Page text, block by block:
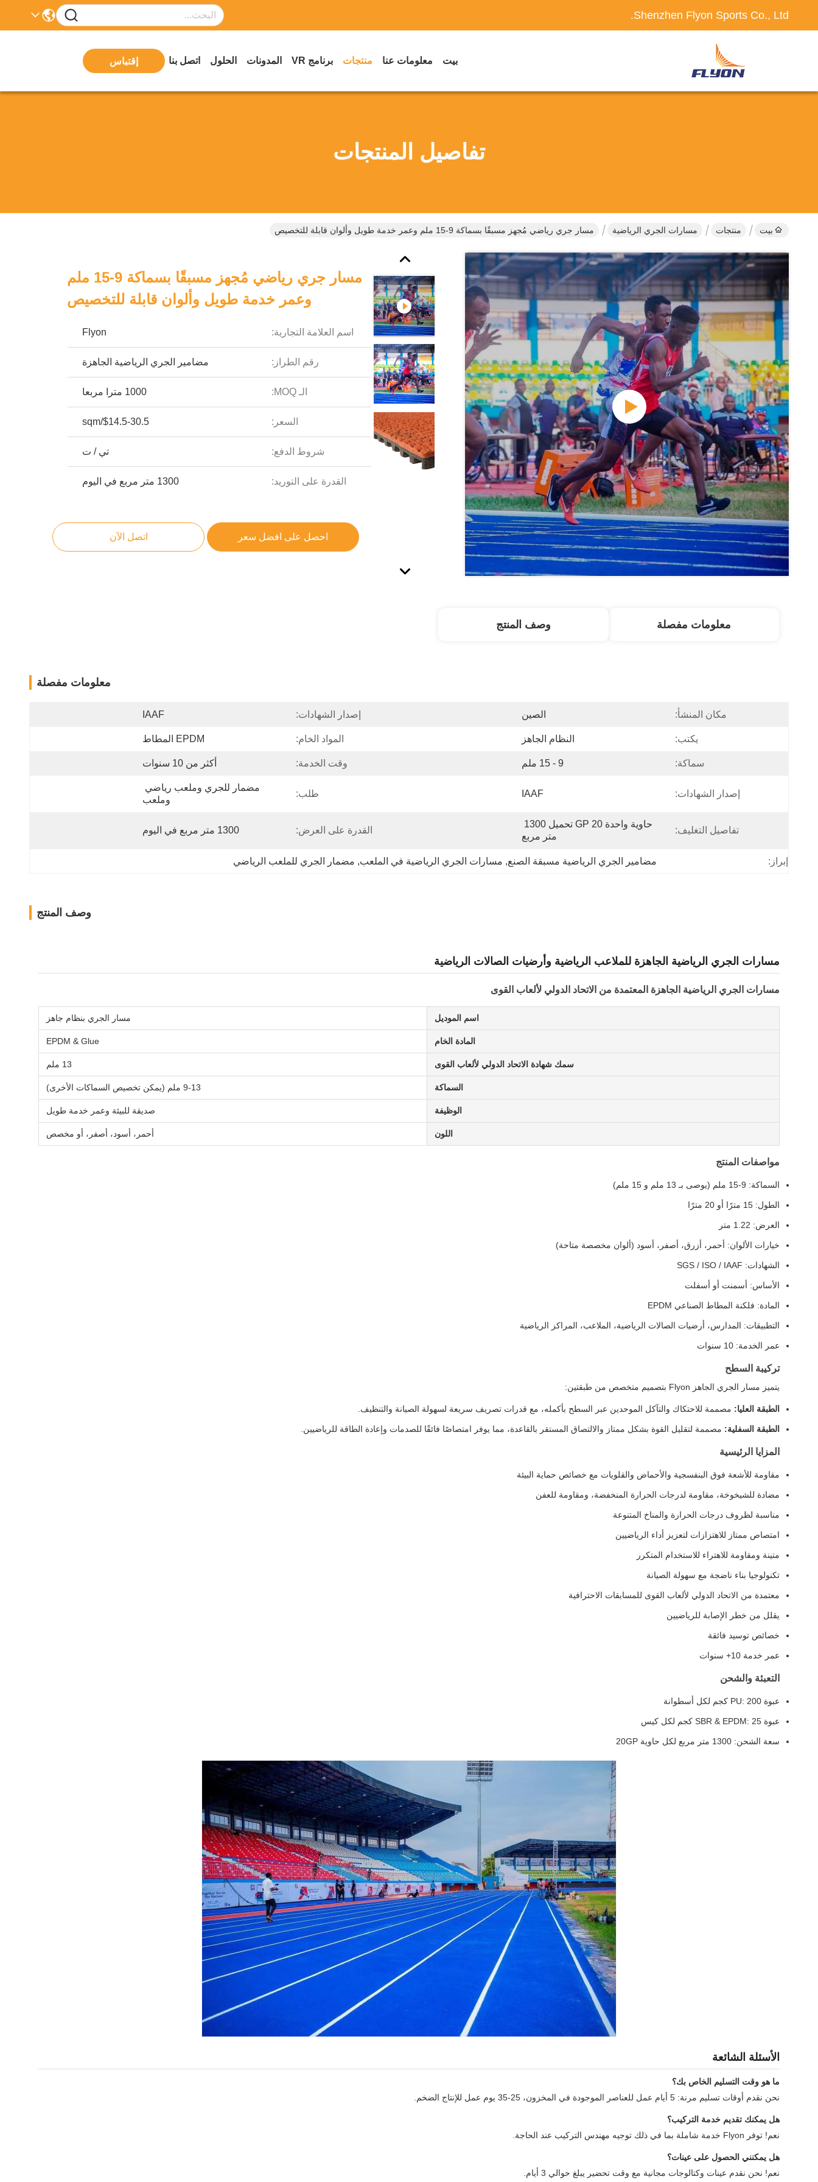
Shenzhen Flyon Sports Co., Ltd.
بيت معلومات عنا منتجات برنامج VR المدونات الحلول اتصل بنا إقتباس
تفاصيل المنتجات
بيت منتجات مسارات الجري الرياضية مسار جري رياضي مُجهز مسبقًا بسماكة 9-15 ملم وعمر خدمة طويل وألوان قابلة للتخصيص
مسار جري رياضي مُجهز مسبقًا بسماكة 9-15 ملم
وعمر خدمة طويل وألوان قابلة للتخصيص
اسم العلامة التجارية: Flyon
رقم الطراز: مضامير الجري الرياضية الجاهزة
الـ MOQ: 1000 مترا مربعا
السعر: $14.5-30.5/sqm
شروط الدفع: تي / ت
القدرة على التوريد: 1300 متر مربع في اليوم
احصل على افضل سعر اتصل الآن
معلومات مفصلة وصف المنتج
معلومات مفصلة
مكان المنشأ: الصين إصدار الشهادات: IAAF
يكتب: النظام الجاهز المواد الخام: EPDM المطاط
سماكة: 9 - 15 ملم وقت الخدمة: أكثر من 10 سنوات
إصدار الشهادات: IAAF طلب:
وملعب
تفاصيل التغليف:
متر مربع
القدرة على العرض: 1300 متر مربع في اليوم
إبراز: مضامير الجري الرياضية مسبقة الصنع, مسارات الجري الرياضية في الملعب, مضمار الجري للملعب الرياضي
وصف المنتج
مسارات الجري الرياضية الجاهزة للملاعب الرياضية وأرضيات الصالات الرياضية
مسارات الجري الرياضية الجاهزة المعتمدة من الاتحاد الدولي لألعاب القوى
اسم الموديل مسار الجري بنظام جاهز
المادة الخام EPDM & Glue
سمك شهادة الاتحاد الدولي لألعاب القوى 13 ملم
السماكة 9-13 ملم (يمكن تخصيص السماكات الأخرى)
الوظيفة صديقة للبيئة وعمر خدمة طويل
اللون أحمر، أسود، أصفر، أو مخصص
مواصفات المنتج
السماكة: 9-15 ملم (يوصى بـ 13 ملم و 15 ملم)
الطول: 15 مترًا أو 20 مترًا
العرض: 1.22 متر
خيارات الألوان: أحمر، أزرق، أصفر، أسود (ألوان مخصصة متاحة)
الشهادات: SGS / ISO / IAAF
الأساس: أسمنت أو أسفلت
المادة: فلكنة المطاط الصناعي EPDM
التطبيقات: المدارس، أرضيات الصالات الرياضية، الملاعب، المراكز الرياضية
عمر الخدمة: 10 سنوات
تركيبة السطح
يتميز مسار الجري الجاهز Flyon بتصميم متخصص من طبقتين:
الطبقة العليا: مصممة للاحتكاك والتآكل الموحدين عبر السطح بأكمله، مع قدرات تصريف سريعة لسهولة الصيانة والتنظيف.
الطبقة السفلية: مصممة لتقليل القوة بشكل ممتاز والالتصاق المستقر بالقاعدة، مما يوفر امتصاصًا فائقًا للصدمات وإعادة الطاقة للرياضيين.
المزايا الرئيسية
مقاومة للأشعة فوق البنفسجية والأحماض والقلويات مع خصائص حماية البيئة
مضادة للشيخوخة، مقاومة لدرجات الحرارة المنخفضة، ومقاومة للعفن
مناسبة لظروف درجات الحرارة والمناخ المتنوعة
امتصاص ممتاز للاهتزازات لتعزيز أداء الرياضيين
متينة ومقاومة للاهتراء للاستخدام المتكرر
تكنولوجيا بناء ناضجة مع سهولة الصيانة
معتمدة من الاتحاد الدولي لألعاب القوى للمسابقات الاحترافية
يقلل من خطر الإصابة للرياضيين
خصائص توسيد فائقة
عمر خدمة 10+ سنوات
التعبئة والشحن
عبوة PU: 200 كجم لكل أسطوانة
عبوة SBR & EPDM: 25 كجم لكل كيس
سعة الشحن: 1300 متر مربع لكل حاوية 20GP
الأسئلة الشائعة
ما هو وقت التسليم الخاص بك؟
نحن نقدم أوقات تسليم مرنة: 5 أيام عمل للعناصر الموجودة في المخزون، 25-35 يوم عمل للإنتاج الضخم.
هل يمكنك تقديم خدمة التركيب؟
نعم! توفر Flyon خدمة شاملة بما في ذلك توجيه مهندس التركيب عند الحاجة.
هل يمكنني الحصول على عينات؟
نعم! نحن نقدم عينات وكتالوجات مجانية مع وقت تحضير يبلغ حوالي 3 أيام.